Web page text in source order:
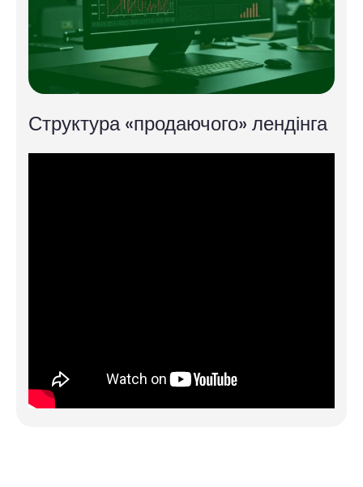
Структура «продаючого» лендінга